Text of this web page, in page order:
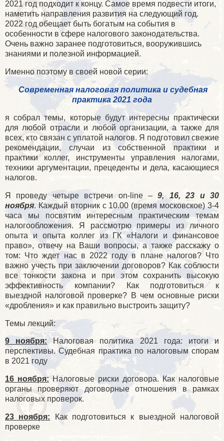
2021 год подходит к концу. Самое время подвести итоги,
наметить направления развития на следующий год.
2022 год обещает быть богатым на события в
особенности в сфере налогового законодательства.
Очень важно заранее подготовиться, вооружившись
знаниями и полезной информацией.
Именно поэтому в своей новой серии:
Современная налоговая политика и судебная
практика 2021 года
я собрал темы, которые будут интересны практически
для любой отрасли и любой организации, а также для
всех, кто связан с уплатой налогов. Я подготовил свежие
рекомендации, случаи из собственной практики и
практики коллег, инструменты управления налогами,
техники аргументации, прецеденты и дела, касающиеся
налогов.
Я проведу четыре встречиon-line–9, 16, 23 и 30
ноября. Каждый вторник с 10.00 (время московское) 3-4
часа мы посвятим интересным практическим темам
налогообложения. Я рассмотрю примеры из личного
опыта и опыта коллег из ГК «Налоги и финансовое
право», отвечу на Ваши вопросы, а также расскажу о
том: Что ждет нас в 2022 году в плане налогов? Что
важно учесть при заключении договоров? Как соблюсти
все тонкости закона и при этом сохранить высокую
эффективность компании? Как подготовиться к
выездной налоговой проверке? В чем основные риски
«дробления» и как правильно выстроить защиту?
Темы лекций:
9 ноября: Налоговая политика 2021 года: итоги и
перспективы. Судебная практика по налоговым спорам
в 2021 году
16 ноября:Налоговые риски договора. Как налоговые
органы проверяют договорные отношения в рамках
налоговых проверок.
23 ноября: Как подготовиться к выездной налоговой
проверке